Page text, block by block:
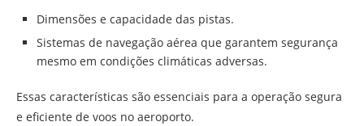
Dimensões e capacidade das pistas.
Sistemas de navegação aérea que garantem segurança
mesmo em condições climáticas adversas.
Essas características são essenciais para a operação segura
e eficiente de voos no aeroporto.